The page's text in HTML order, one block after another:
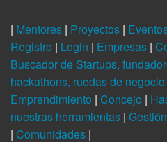
| Mentores | Proyectos |
Registro | Login | Empresas |
Buscador de Startups,
hackathons, ruedas de
Emprendimiento | Concejo |
nuestras herramientas |
| Comunidades |